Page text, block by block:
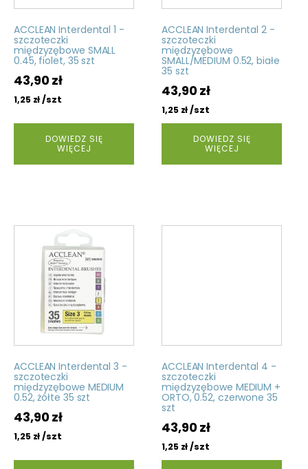
ACCLEAN Interdental 1 -
szczoteczki
międzyzębowe SMALL
0.45, fiolet, 35 szt
43,90zł
1,25 zł/szt
DOWIEDZ SIĘ
WIĘCEJ
ACCLEAN Interdental 2 -
szczoteczki
międzyzębowe
SMALL/MEDIUM 0.52, białe
35 szt
43,90zł
1,25 zł/szt
DOWIEDZ SIĘ
WIĘCEJ
ACCLEAN Interdental 3 -
szczoteczki
międzyzębowe MEDIUM
0.52, żółte 35 szt
43,90zł
1,25 zł/szt
ACCLEAN Interdental 4 -
szczoteczki
międzyzębowe MEDIUM +
ORTO, 0.52, czerwone 35
szt
43,90zł
1,25 zł/szt